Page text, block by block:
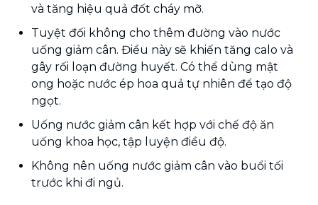
và tăng hiệu quả đốt cháy mỡ.
Tuyệt đối không cho thêm đường vào nước
uống giảm cân. Điều này sẽ khiến tăng calo và
gây rối loạn đường huyết. Có thể dùng mật
ong hoặc nước ép hoa quả tự nhiên để tạo độ
ngọt.
Uống nước giảm cân kết hợp với chế độ ăn
uống khoa học, tập luyện điều độ.
Không nên uống nước giảm cân vào buổi tối
trước khi đi ngủ.